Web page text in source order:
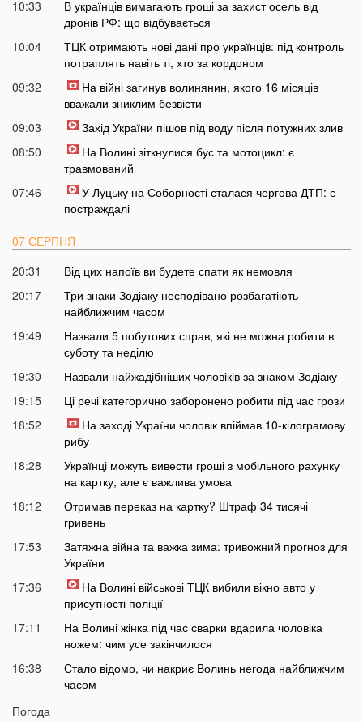
10:33
В українців вимагають гроші за захист осель від
дронів РФ: що відбувається
10:04
ТЦК отримають нові дані про українців: під контроль
потраплять навіть ті, хто за кордоном
09:32
На війні загинув волинянин, якого 16 місяців
вважали зниклим безвісти
09:03
Захід України пішов під воду після потужних злив
08:50
На Волині зіткнулися бус та мотоцикл: є
травмований
07:46
У Луцьку на Соборності сталася чергова ДТП: є
постраждалі
07 СЕРПНЯ
20:31
Від цих напоїв ви будете спати як немовля
20:17
Три знаки Зодіаку несподівано розбагатіють
найближчим часом
19:49
Назвали 5 побутових справ, які не можна робити в
суботу та неділю
19:30
Назвали найжадібніших чоловіків за знаком Зодіаку
19:15
Ці речі категорично заборонено робити під час грози
18:52
На заході України чоловік впіймав 10-кілограмову
рибу
18:28
Українці можуть вивести гроші з мобільного рахунку
на картку, але є важлива умова
18:12
Отримав переказ на картку? Штраф 34 тисячі
гривень
17:53
Затяжна війна та важка зима: тривожний прогноз для
України
17:36
На Волині військові ТЦК вибили вікно авто у
присутності поліції
17:11
На Волині жінка під час сварки вдарила чоловіка
ножем: чим усе закінчилося
16:38
Стало відомо, чи накриє Волинь негода найближчим
часом
16:10
Погода